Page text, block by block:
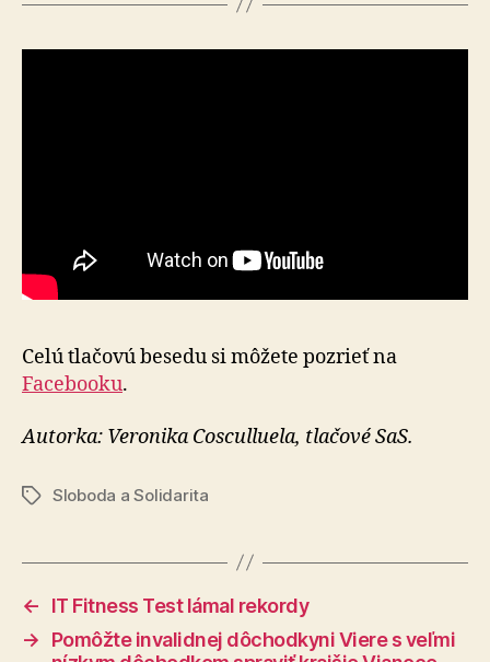
Celú tlačovú besedu si môžete pozrieť na
Facebooku.
Autorka: Veronika Cosculluela, tlačové SaS.
ZnačkySloboda a Solidarita
←
IT Fitness Test lámal rekordy
→
Pomôžte invalidnej dôchodkyni Viere s veľmi